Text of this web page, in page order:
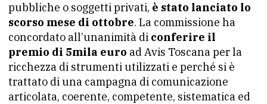
pubbliche o soggetti privati, è stato lanciato lo
scorso mese di ottobre. La commissione ha
concordato all’unanimità di conferire il
premio di 5mila euro ad Avis Toscana per la
ricchezza di strumenti utilizzati e perché si è
trattato di una campagna di comunicazione
articolata, coerente, competente, sistematica ed